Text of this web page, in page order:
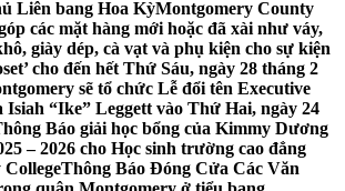
Liên bang Hoa KỳMontgomery County
các mặt hàng mới hoặc đã xài như váy,
giày dép, cà vạt và phụ kiện cho sự kiện
cho đến hết Thứ Sáu, ngày 28 tháng 2
sẽ tổ chức Lễ đổi tên Executive
“Ike” Leggett vào Thứ Hai, ngày 24
Báo giải học bổng của Kimmy Dương
– 2026 cho Học sinh trường cao đẳng
Thông Báo Đóng Cửa Các Văn